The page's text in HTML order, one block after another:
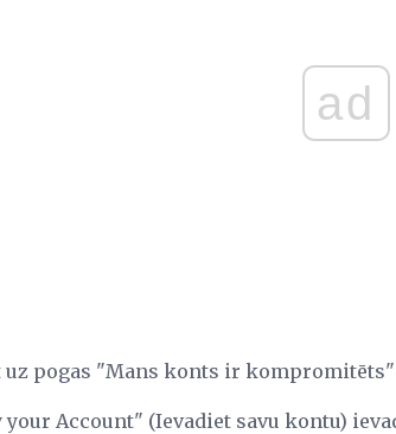
ad
pogas "Mans konts ir kompromitēts"
your Account" (Ievadiet savu kontu)